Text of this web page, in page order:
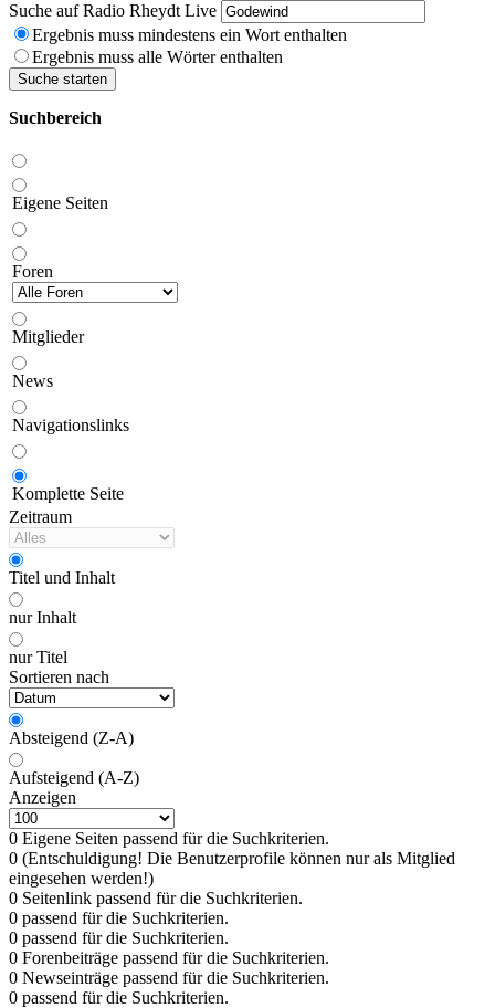
Suche auf Radio Rheydt Live
Ergebnis muss mindestens ein Wort enthalten
Ergebnis muss alle Wörter enthalten
Suche starten
Suchbereich
Eigene Seiten
Foren
Mitglieder
News
Navigationslinks
Komplette Seite
Zeitraum
Titel und Inhalt
nur Inhalt
nur Titel
Sortieren nach
Absteigend (Z-A)
Aufsteigend (A-Z)
Anzeigen
0 Eigene Seiten passend für die Suchkriterien.
0 (Entschuldigung! Die Benutzerprofile können nur als Mitglied
eingesehen werden!)
0 Seitenlink passend für die Suchkriterien.
0 passend für die Suchkriterien.
0 passend für die Suchkriterien.
0 Forenbeiträge passend für die Suchkriterien.
0 Newseinträge passend für die Suchkriterien.
0 passend für die Suchkriterien.